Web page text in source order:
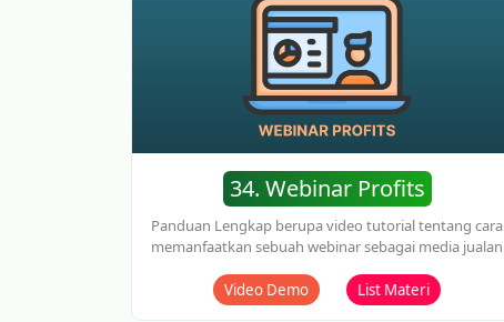
34. Webinar Profits
Panduan Lengkap berupa video tutorial tentang cara
memanfaatkan sebuah webinar sebagai media jualan
Video Demo List Materi